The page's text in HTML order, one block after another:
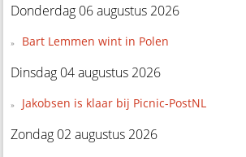
Donderdag 06 augustus 2026
Bart Lemmen wint in Polen
Dinsdag 04 augustus 2026
Jakobsen is klaar bij Picnic-PostNL
Zondag 02 augustus 2026